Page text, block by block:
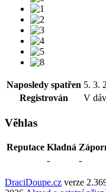
Naposledy spatřen 5. 3.
Registrován
V
Věhlas
Reputace Kladná
-
-
DraciDoupe.cz verze